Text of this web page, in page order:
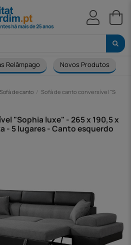
Relâmpago Novos Produtos
Sofá de canto Sofá de canto conversível "Sophia
"Sophia luxe" - 265 x 190,5 x
- 5 lugares - Canto esquerdo